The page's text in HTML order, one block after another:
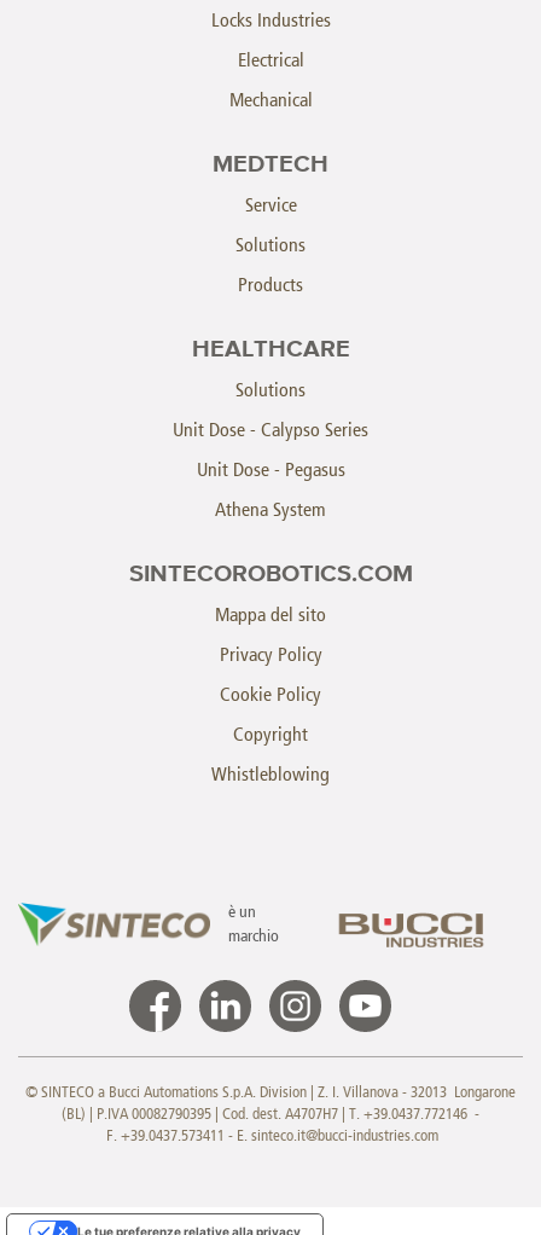
Locks Industries
Electrical
Mechanical
MEDTECH
Service
Solutions
Products
HEALTHCARE
Solutions
Unit Dose - Calypso Series
Unit Dose - Pegasus
Athena System
SINTECOROBOTICS.COM
Mappa del sito
Privacy Policy
Cookie Policy
Copyright
Whistleblowing
è un
marchio
© SINTECO a Bucci Automations S.p.A. Division | Z. I. Villanova - 32013 Longarone
(BL) | P.IVA 00082790395 | Cod. dest. A4707H7 | T. +39.0437.772146 -
F. +39.0437.573411 - E. sinteco.it@bucci-industries.com
Le tue preferenze relative alla privacy